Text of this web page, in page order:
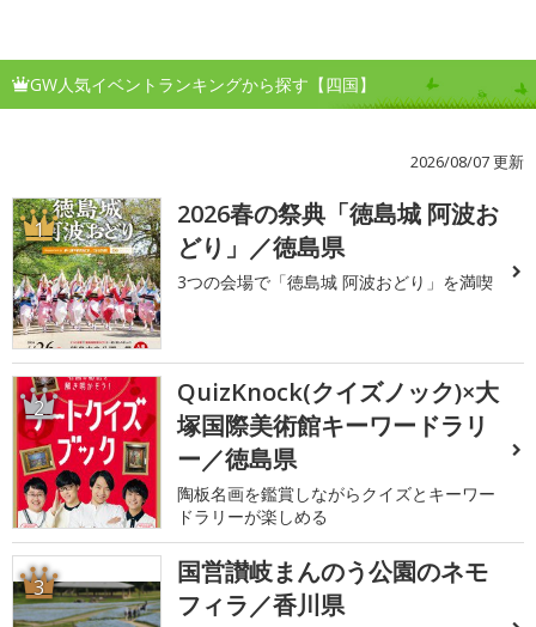
GW人気イベントランキングから探す【四国】
2026/08/07 更新
1
2026春の祭典「徳島城 阿波お
どり」／徳島県
3つの会場で「徳島城 阿波おどり」を満喫
2
QuizKnock(クイズノック)×大
塚国際美術館キーワードラリ
ー／徳島県
陶板名画を鑑賞しながらクイズとキーワー
ドラリーが楽しめる
3
国営讃岐まんのう公園のネモ
フィラ／香川県